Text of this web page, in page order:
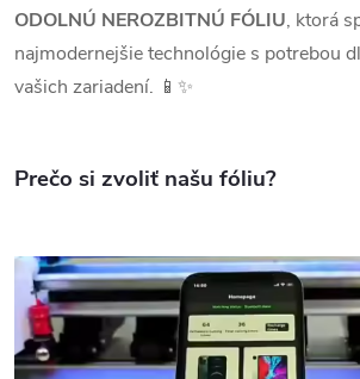
ODOLNÚ NEROZBITNÚ FÓLIU, ktorá
najmodernejšie technológie s potrebou
vašich zariadení. 📱✨
Prečo si zvoliť našu fóliu?